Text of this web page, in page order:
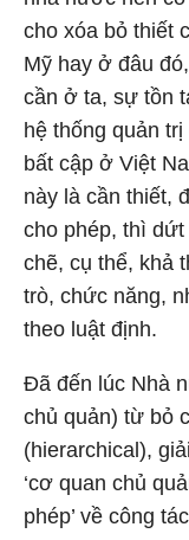
cho xóa bỏ thiết
Mỹ hay ở đâu
cần ở ta, sự tồn
hệ thống quản
bất cập ở Việt
này là cần thiết,
cho phép, thì
chẽ, cụ thể, khả
trò, chức năng,
theo luật định.
Đã đến lúc Nhà
chủ quản) từ bỏ
(hierarchical),
‘cơ quan chủ
phép’ về công